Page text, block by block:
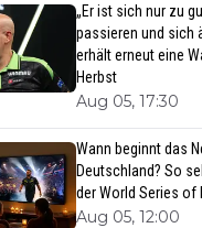
„Er ist sich nur zu
passieren und sich
erhält erneut eine
Herbst
Aug 05, 17:30
Wann beginnt das
Deutschland? So
der World Series of
Aug 05, 12:00